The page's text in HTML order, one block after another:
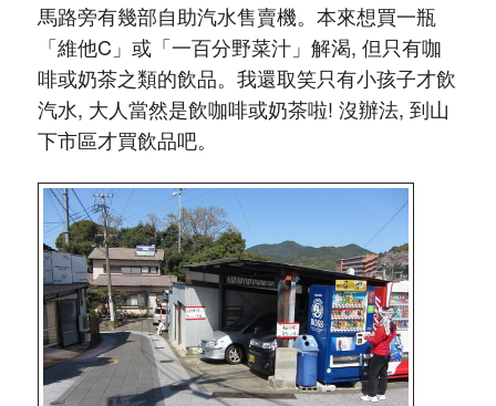
馬路旁有幾部自助汽水售賣機。本來想買一瓶
「維他C」或「一百分野菜汁」解渴, 但只有咖
啡或奶茶之類的飲品。我還取笑只有小孩子才飲
汽水, 大人當然是飲咖啡或奶茶啦! 沒辦法, 到山
下市區才買飲品吧。